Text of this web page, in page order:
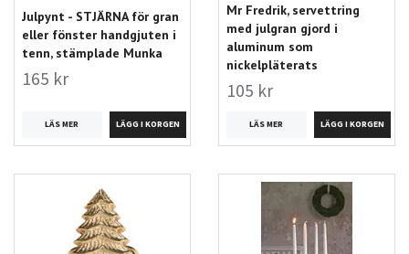
Julpynt - STJÄRNA för gran
eller fönster handgjuten i
tenn, stämplade Munka
165 kr
LÄS MER
Mr Fredrik, servettring
med julgran gjord i
aluminum som
nickelpläterats
105 kr
LÄS MER